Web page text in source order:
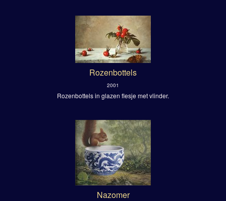
Rozenbottels
2001
Rozenbottels in glazen flesje met vlinder.
Nazomer